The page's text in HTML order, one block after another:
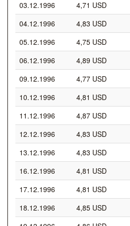
03.12.1996 4,71 USD
04.12.1996
4,83 USD
05.12.1996
4,75 USD
06.12.1996
4,89 USD
09.12.1996
4,77 USD
10.12.1996
4,81 USD
11.12.1996
4,87 USD
12.12.1996
4,83 USD
13.12.1996
4,83 USD
16.12.1996
4,81 USD
17.12.1996
4,81 USD
18.12.1996
4,85 USD